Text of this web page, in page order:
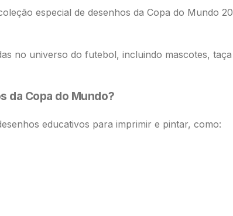
especial de desenhos da Copa do Mundo
no universo do futebol, incluindo mascotes,
da Copa do Mundo?
educativos para imprimir e pintar, como: